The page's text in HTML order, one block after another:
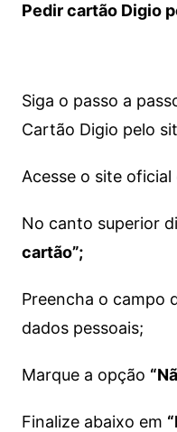
Pedir cartão Digio
Siga o passo a
Cartão Digio pelo
Acesse o site oficial
No canto superior
cartão”;
Preencha o campo
dados pessoais;
Marque a opção
Finalize abaixo em